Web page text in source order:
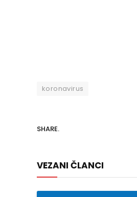
koronavirus
SHARE.
VEZANI ČLANCI